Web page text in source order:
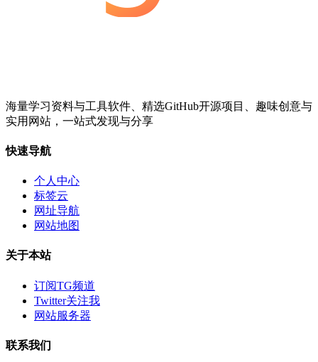
海量学习资料与工具软件、精选GitHub开源项目、趣味创意与
实用网站，一站式发现与分享
快速导航
个人中心
标签云
网址导航
网站地图
关于本站
订阅TG频道
Twitter关注我
网站服务器
联系我们